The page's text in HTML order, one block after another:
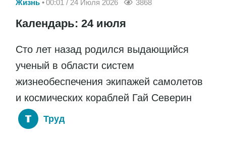
Жизнь 00:01 / 24 Июля 2026 3868
Календарь: 24 июля
Сто лет назад родился выдающийся
ученый в области систем
жизнеобеспечения экипажей самолетов
и космических кораблей Гай Северин
Труд